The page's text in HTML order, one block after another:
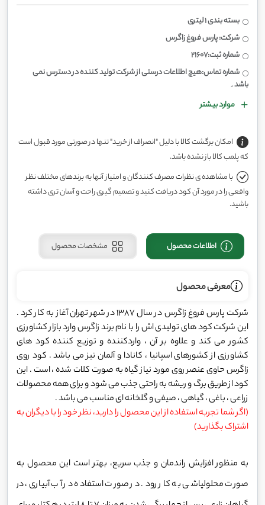
بسته بندی 1 لیتری
شرکت: پارس فروغ زاگرس
شماره ثبت:21607
شماره تماس:هیچ اطلاعات درستی از شرکت تولید کننده در دسترس نمی
باشد۔
موارد بیشتر
امکان برگشت کالا با دلیل "انصراف از خرید" تنها در صورتی مورد قبول است
که پلمب کالا باز نشده باشد.
با مشاهده ی نظرات مصرف کنندگان و امتیاز آنها به برندهای مختلف نظر
واقعی را در مورد آن کود دریافت کنید و تصمیم گیری راحت و آسان تری داشته
باشید.
اطلاعات محصول مشخصات محصول
معرفی محصول
شرکت پارس فروغ زاگرس در سال 1387 در شهر تهران آغاز به کار کرد .
این شرکت کود های تولیدی اش را با نام برند زاگرس وارد بازار کشاورزی
کشور می کند و علاوه بر آن ، واردکننده و توزیع کننده کود های
کشاورزی از کشورهای اسپانیا ، کانادا و آلمان نیز می باشد . کود روی
زاگرس حاوی عنصر روی مورد نیاز گیاه به صورت کلات شده ، است . این
کود از طریق برگ و ریشه به راحتی جذب می شود و برای همه محصولات
زراعی ، باغی ، گیاهی ، صیفی و گلخانه ای مناسب می باشد .
(اگر شما تجربه استفاده از این محصول را دارید، نظر خود را با دیگران به
اشتراک بگذارید)
به منظور افزایش راندمان و جذب سریع، بهتر است این محصول به
صورت محلولپاشی به کار رود. در صورت استفاده در آب آبیاری، در